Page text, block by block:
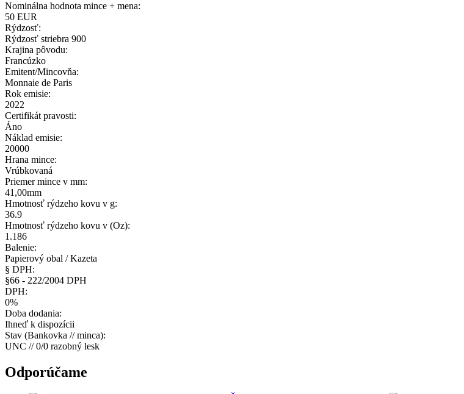
Nominálna hodnota mince + mena:
50 EUR
Rýdzosť:
Rýdzosť striebra 900
Krajina pôvodu:
Francúzko
Emitent/Mincovňa:
Monnaie de Paris
Rok emisie:
2022
Certifikát pravosti:
Áno
Náklad emisie:
20000
Hrana mince:
Vrúbkovaná
Priemer mince v mm:
41,00mm
Hmotnosť rýdzeho kovu v g:
36.9
Hmotnosť rýdzeho kovu v (Oz):
1.186
Balenie:
Papierový obal / Kazeta
§ DPH:
§66 - 222/2004 DPH
DPH:
0%
Doba dodania:
Ihneď k dispozícii
Stav (Bankovka // minca):
UNC // 0/0 razobný lesk
Odporúčame